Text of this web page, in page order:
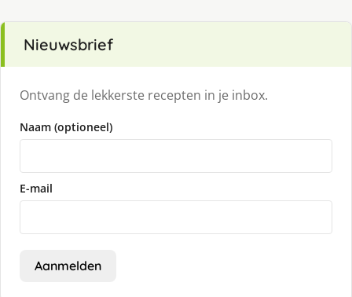
Nieuwsbrief
Ontvang de lekkerste recepten in je inbox.
Naam (optioneel)
E-mail
Aanmelden